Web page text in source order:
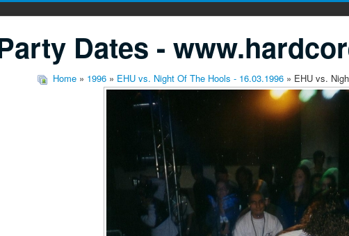
Dates -
Home » 1996 » EHU vs. Night Of The Hools - 16.03.1996 » EHU vs.